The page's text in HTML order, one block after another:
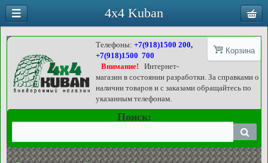
Корзина
Телефоны:+7(918)1500 200,
+7(918)1500 700
Внимание!
Интернет-
магазин в состоянии разработки. За справками о
наличии товаров и с заказами обращайтесь по
указанным телефонам.
Поиск:
4x4 Kuban